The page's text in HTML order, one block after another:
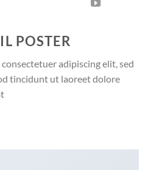
POSTER
adipiscing elit, sed
tincidunt ut laoreet dolore